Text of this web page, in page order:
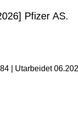
Pfizer AS.
| Utarbeidet